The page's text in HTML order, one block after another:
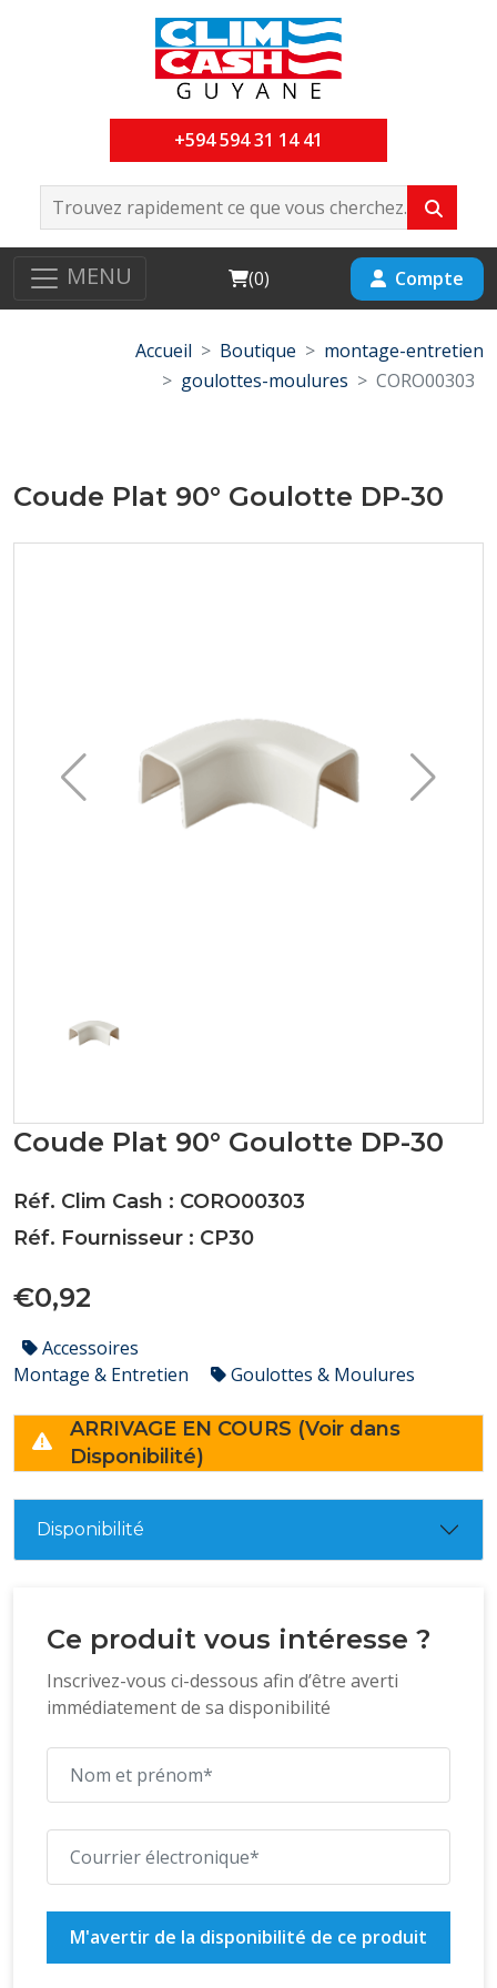
+594 594 31 14 41
MENU Cart
(0) Compte
Accueil Boutique
montage-entretien
goulottes-moulures
CORO00303
Coude Plat 90° Goulotte DP-30
Coude Plat 90° Goulotte DP-30
Réf. Clim Cash : CORO00303
Réf. Fournisseur : CP30
€0,92
Accessoires
Montage & Entretien
Goulottes & Moulures
ARRIVAGE EN COURS (Voir dans
Disponibilité)
Disponibilité
Ce produit vous intéresse ?
Inscrivez-vous ci-dessous afin d’être averti
immédiatement de sa disponibilité
M'avertir de la disponibilité de ce produit